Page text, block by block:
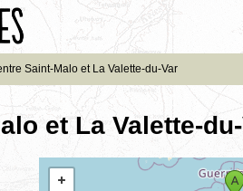
Saint-Malo et La Valette-du-Var
et La Valette-